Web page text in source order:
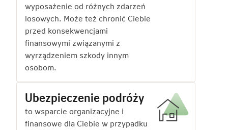
wyposażenie od różnych zdarzeń
losowych. Może też chronić Ciebie
przed konsekwencjami
finansowymi związanymi z
wyrządzeniem szkody innym
osobom.
Ubezpieczenie podróży
to wsparcie organizacyjne i
finansowe dla Ciebie w przypadku